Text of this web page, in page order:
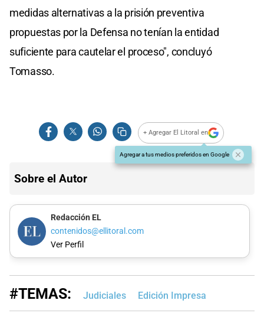
medidas alternativas a la prisión preventiva
propuestas por la Defensa no tenían la entidad
suficiente para cautelar el proceso", concluyó
Tomasso.
+ Agregar El Litoral en
Agregar a tus medios preferidos en Google
Sobre el Autor
Redacción EL
contenidos@ellitoral.com
Ver Perfil
#TEMAS: Judiciales Edición Impresa